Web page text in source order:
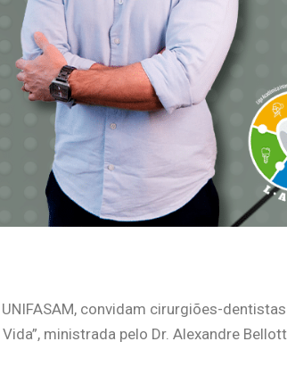
convidam cirurgiões-
ministrada pelo Dr. Alexandre